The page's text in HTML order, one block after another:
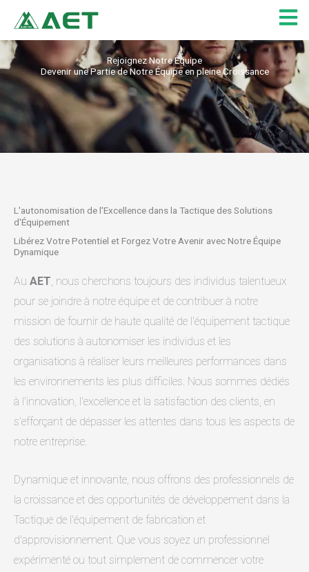
contenu
Rejoignez Notre Équipe
Devenir une Partie de Notre Équipe en pleine Croissance
L'autonomisation de l'Excellence dans la Tactique des Solutions
d'Équipement
Libérez Votre Potentiel et Forgez Votre Avenir avec Notre Équipe
Dynamique
Au AET, nous cherchons toujours des individus talentueux
pour se joindre à notre équipe et de contribuer à notre
mission de fournir de haute qualité de l'équipement tactique
des solutions à autonomiser les individus et les
organisations à réaliser leurs meilleures performances dans
les environnements les plus difficiles. Nous sommes dédiés
à l'innovation, l'excellence et la satisfaction des clients, en
s'efforçant de dépasser les attentes dans tous les aspects de
notre entreprise.
Dynamique et innovante, nous offrons des professionnels de
la croissance et des opportunités de développement dans la
Tactique de l'équipement de fabrication et
d'approvisionnement. Que vous soyez un professionnel
expérimenté ou tout simplement de commencer votre